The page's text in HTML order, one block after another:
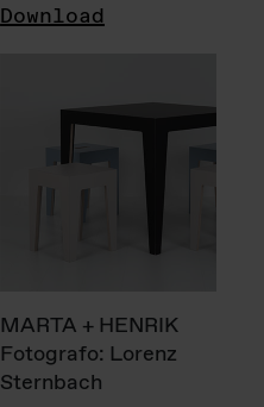
Download
MARTA + HENRIK
Fotografo: Lorenz
Sternbach